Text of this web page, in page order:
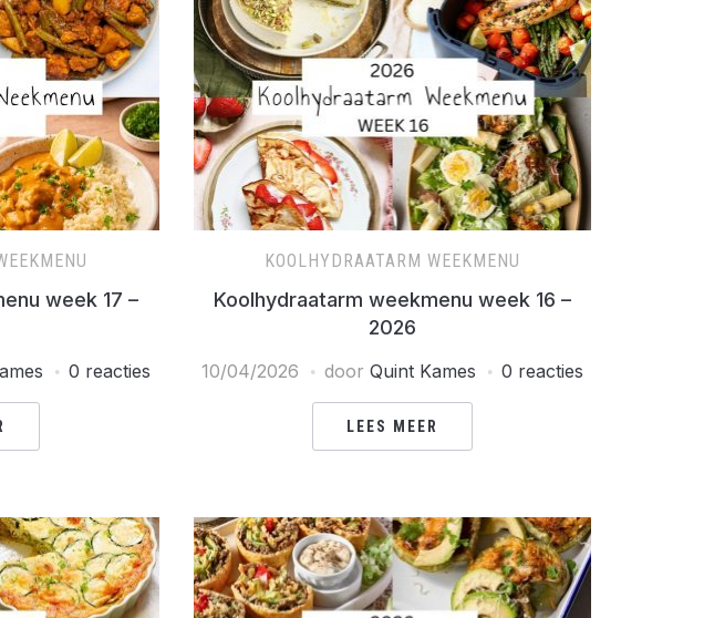
week 17 –
0 reacties
KOOLHYDRAATARM WEEKMENU
Koolhydraatarm weekmenu week 16 –
2026
10/04/2026 door Quint Kames 0 reacties
LEES MEER